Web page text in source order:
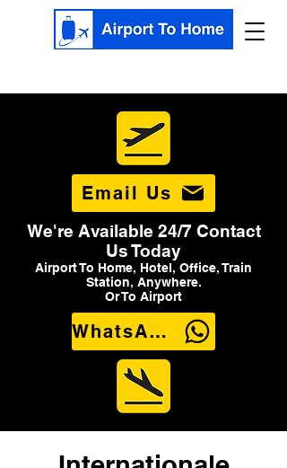
Email Us
We're Available 24/7 Contact
Us Today
Airport To Home, Hotel, Office, Train
Station, Anywhere.
Or To Airport
WhatsApp Us